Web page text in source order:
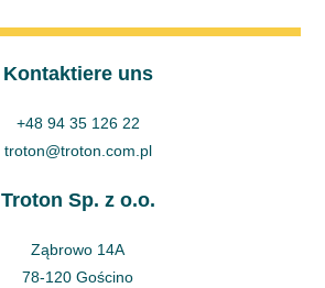
Kontaktiere uns
+48 94 35 126 22
troton@troton.com.pl
Troton Sp. z o.o.
Ząbrowo 14A
78-120 Gościno